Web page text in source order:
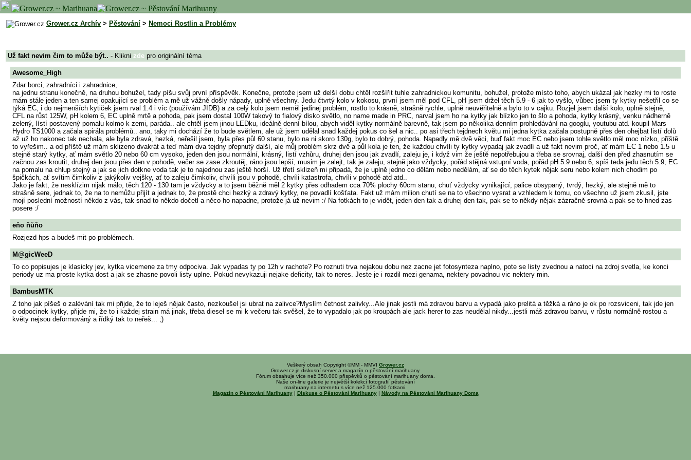
Grower.cz Archív > Pěstování > Nemoci Rostlin a Problémy
Už fakt nevim čim to může být.. - Klikni zde pro originální téma
Awesome_High
Zdar borci, zahradníci i zahradnice,
na jednu stranu konečně, na druhou bohužel, tady píšu svůj první příspěvěk. Konečne, protože jsem už delší dobu chtěl rozšířit tuhle zahradnickou komunitu, bohužel, protože místo toho, abych ukázal jak hezky mi to roste
mám stále jeden a ten samej opakující se problém a mě už vážně došly nápady, uplně všechny. Jedu čtvrtý kolo v kokosu, první jsem měl pod CFL, pH jsem držel těch 5.9 - 6 jak to vyšlo, vůbec jsem ty kytky nešetřil co se
týká EC, i do nejmenších kytiček jsem rval 1.4 i víc (používám JIDB) a za celý kolo jsem neměl jedinej problém, rostlo to krásně, strašně rychle, uplně neuvěřitelně a bylo to v cajku. Rozjel jsem další kolo, uplně stejně,
CFL na růst 125W, pH kolem 6, EC uplně mrtě a pohoda, pak jsem dostal 100W takový to fialový disko světlo, no name made in PRC, narval jsem ho na kytky jak blízko jen to šlo a pohoda, kytky krásný, venku nádherně
zelený, lístí postavený pomalu kolmo k zemi, paráda.. ale chtěl jsem jinou LEDku, ideálně denní bílou, abych viděl kytky normálně barevně, tak jsem po několika denním prohledávání na googlu, youtubu atd. koupil Mars
Hydro TS1000 a začala spirála problémů.. ano, taky mi dochází že to bude světlem, ale už jsem udělal snad každej pokus co šel a nic.. po asi třech tejdnech květu mi jedna kytka začala postupně přes den ohejbat listí dolů
až už ho nakonec tak nechala, ale byla zdravá, hezká, neřešil jsem, byla přes půl 60 stanu, bylo na ni skoro 130g, bylo to dobrý, pohoda. Napadly mě dvě věci, buď fakt moc EC nebo jsem tohle světlo měl moc nízko, příště
to vyřešim.. a od příště už mám sklizeno dvakrát a teď mám dva tejdny přepnutý další, ale můj problém skrz dvě a půl kola je ten, že každou chvíli ty kytky vypadaj jak zvadlí a už fakt nevim proč, ať mám EC 1 nebo 1.5 u
stejně starý kytky, ať mám světlo 20 nebo 60 cm vysoko, jeden den jsou normální, krásný, listí vzhůru, druhej den jsou jak zvadlí, zaleju je, i když vim že ještě nepotřebujou a třeba se srovnaj, další den před zhasnutím se
začnou zas kroutit, druhej den jsou přes den v pohodě, večer se zase zkroutěj, ráno jsou lepší, musim je zalejt, tak je zaleju, stejně jako vždycky, pořád stějná vstupní voda, pořád pH 5.9 nebo 6, spíš teda jedu těch 5.9, EC
na pomalu na chlup stejný a jak se jich dotkne voda tak je to najednou zas ještě horší. Už třetí sklizeň mi připadá, že je uplně jedno co dělám nebo nedělám, ať se do těch kytek nějak seru nebo kolem nich chodim po
špičkách, ať svítim čimkoliv z jakýkoliv vejšky, ať to zaleju čimkoliv, chvíli jsou v pohodě, chvíli katastrofa, chvíli v pohodě atd atd..
Jako je fakt, že nesklízim nijak málo, těch 120 - 130 tam je vždycky a to jsem běžně měl 2 kytky přes odhadem cca 70% plochy 60cm stanu, chuť vždycky vynikající, palice obsypaný, tvrdý, hezký, ale stejně mě to
strašně sere, jednak to, že na to nemůžu přijít a jednak to, že prostě chci hezký a zdravý kytky, ne povadlí košťata. Fakt už mám milion chutí se na to všechno vysrat a vzhledem k tomu, co všechno už jsem zkusil, jste
mojí poslední možností někdo z vás, tak snad to někdo dočetl a něco ho napadne, protože já už nevim :/ Na fotkách to je vidět, jeden den tak a druhej den tak, pak se to někdy nějak zázračně srovná a pak se to hned zas
posere :/
eňo ňůňo
Rozjezd hps a budeš mit po problémech.
M@gicWeeD
To co popisujes je klasicky jev, kytka vicemene za tmy odpociva. Jak vypadas ty po 12h v rachote? Po roznuti trva nejakou dobu nez zacne jet fotosynteza naplno, pote se listy zvednou a natoci na zdroj svetla, ke konci
periody uz ma proste kytka dost a jak se zhasne povoli listy uplne. Pokud nevykazuji nejake deficity, tak to neres. Jeste je i rozdil mezi genama, nektery povadnou vic nektery min.
BambusMTK
Z toho jak píšeš o zalévání tak mi přijde, že to leješ nějak často, nezkoušel jsi ubrat na zalivce?Myslím četnost zalivky...Ale jinak jestli má zdravou barvu a vypadá jako prelitá a těžká a ráno je ok po rozsviceni, tak jde jen
o odpocinek kytky, přijde mi, že to i každej strain má jinak, třeba diesel se mi k večeru tak svěšel, že to vypadalo jak po kroupách ale jack herer to zas neudělal nikdy...jestli máš zdravou barvu, v růstu normálně rostou a
květy nejsou deformováný a řídký tak to neřeš... ;)
Veškerý obsah Copyright ©MM - MMVI Grower.cz
Grower.cz je diskusní server a magazín o pěstování marihuany.
Fórum obsahuje více než 350.000 příspěvků o pěstování marihuany doma.
Naše on-line galerie je největší kolekcí fotografií pěstování
marihuany na internetu s více než 125.000 fotkami.
Magazín o Pěstování Marihuany| Diskuse o Pěstování Marihuany| Návody na Pěstování Marihuany Doma